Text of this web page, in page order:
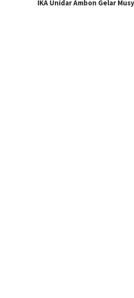
IKA Unidar Ambon Gelar